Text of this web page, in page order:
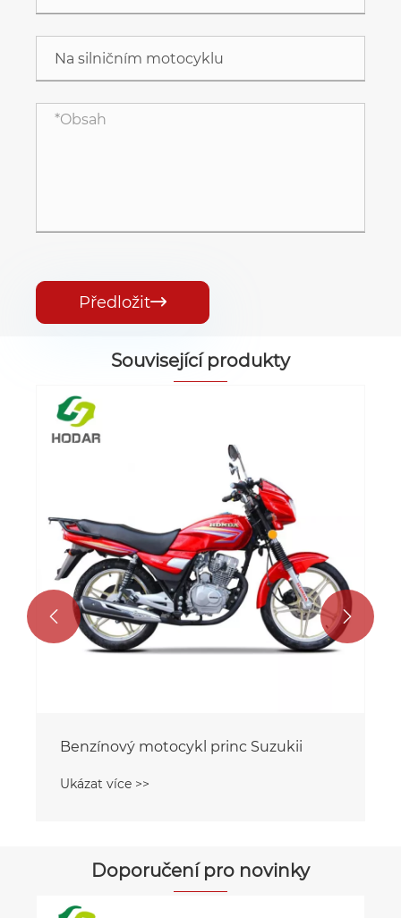
Předložit
Související produkty
Benzínový motocykl princ Suzukii
Ukázat více >>
 
Doporučení pro novinky